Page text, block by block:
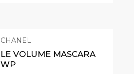
CHANEL
LE VOLUME MASCARA
WP